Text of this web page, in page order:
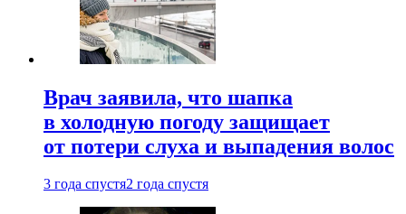
Врач заявила, что шапка
в холодную погоду защищает
от потери слуха и выпадения волос
3 года спустя2 года спустя